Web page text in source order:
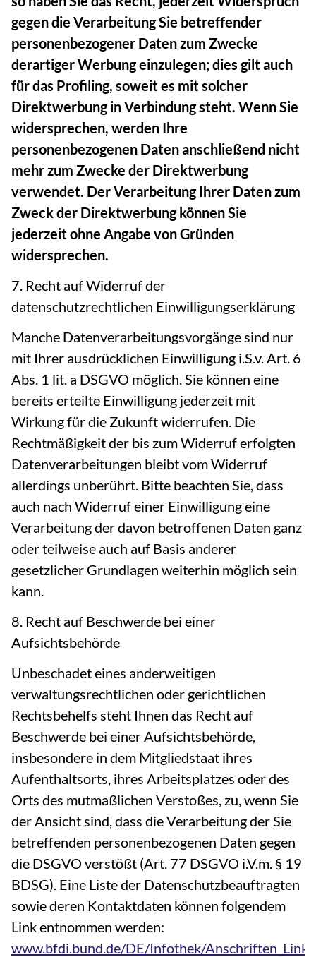
gegen die Verarbeitung Sie betreffender
personenbezogener Daten zum Zwecke
derartiger Werbung einzulegen; dies gilt auch
für das Profiling, soweit es mit solcher
Direktwerbung in Verbindung steht. Wenn Sie
widersprechen, werden Ihre
personenbezogenen Daten anschließend nicht
mehr zum Zwecke der Direktwerbung
verwendet. Der Verarbeitung Ihrer Daten zum
Zweck der Direktwerbung können Sie
jederzeit ohne Angabe von Gründen
widersprechen.
7. Recht auf Widerruf der
datenschutzrechtlichen Einwilligungserklärung
Manche Datenverarbeitungsvorgänge sind nur
mit Ihrer ausdrücklichen Einwilligung i.S.v. Art. 6
Abs. 1 lit. a DSGVO möglich. Sie können eine
bereits erteilte Einwilligung jederzeit mit
Wirkung für die Zukunft widerrufen. Die
Rechtmäßigkeit der bis zum Widerruf erfolgten
Datenverarbeitungen bleibt vom Widerruf
allerdings unberührt. Bitte beachten Sie, dass
auch nach Widerruf einer Einwilligung eine
Verarbeitung der davon betroffenen Daten ganz
oder teilweise auch auf Basis anderer
gesetzlicher Grundlagen weiterhin möglich sein
kann.
8. Recht auf Beschwerde bei einer
Aufsichtsbehörde
Unbeschadet eines anderweitigen
verwaltungsrechtlichen oder gerichtlichen
Rechtsbehelfs steht Ihnen das Recht auf
Beschwerde bei einer Aufsichtsbehörde,
insbesondere in dem Mitgliedstaat ihres
Aufenthaltsorts, ihres Arbeitsplatzes oder des
Orts des mutmaßlichen Verstoßes, zu, wenn Sie
der Ansicht sind, dass die Verarbeitung der Sie
betreffenden personenbezogenen Daten gegen
die DSGVO verstößt (Art. 77 DSGVO i.V.m. § 19
BDSG). Eine Liste der Datenschutzbeauftragten
sowie deren Kontaktdaten können folgendem
Link entnommen werden:
www.bfdi.bund.de/DE/Infothek/